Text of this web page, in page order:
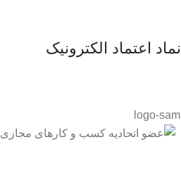
نماد اعتماد الکترونیک